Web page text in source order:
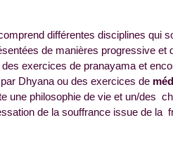
différentes disciplines qui
de manières progressive et
des exercices de pranayama et
Dhyana ou des exercices de
une philosophie de vie et un/des
de la souffrance issue de la